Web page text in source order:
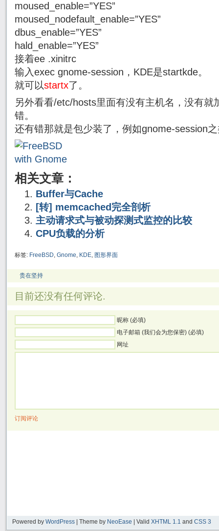
moused_enable=”YES”
moused_nodefault_enable=”YES”
dbus_enable=”YES”
hald_enable=”YES”
接着ee .xinitrc
输入exec gnome-session，KDE是startkde。
就可以startx了。
另外看看/etc/hosts里面有没有主机名，没有就
错。
还有错那就是包少装了，例如gnome-session
相关文章：
Buffer与Cache
[转] memcached完全剖析
主动请求式与被动探测式监控的比较
CPU负载的分析
标签: FreeBSD, Gnome, KDE, 图形界面
贵在坚持
目前还没有任何评论.
昵称 (必填)
电子邮箱 (我们会为您保密) (必填)
网址
订阅评论
Powered by WordPress | Theme by NeoEase | Valid XHTML 1.1 and CSS 3